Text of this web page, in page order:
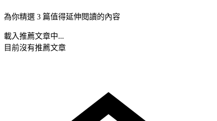
為你精選 3 篇值得延伸閱讀的內容
載入推薦文章中...
目前沒有推薦文章